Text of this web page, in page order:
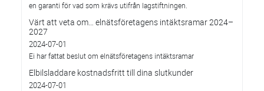
en garanti för vad som krävs utifrån lagstiftningen.
Värt att veta om… elnätsföretagens intäktsramar 2024–
2027
2024-07-01
Ei har fattat beslut om elnätsföretagens intäktsramar
Elbilsladdare kostnadsfritt till dina slutkunder
2024-07-01